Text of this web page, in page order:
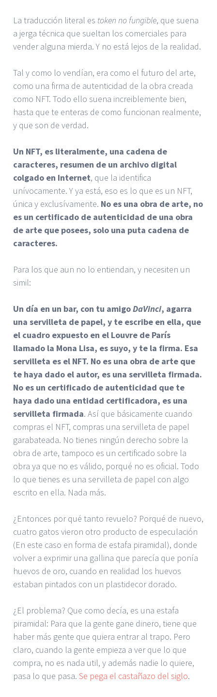
La traducción literal es token no fungible, que suena
a jerga técnica que sueltan los comerciales para
vender alguna mierda. Y no está lejos de la realidad.
Tal y como lo vendían, era como el futuro del arte,
como una firma de autenticidad de la obra creada
como NFT. Todo ello suena increiblemente bien,
hasta que te enteras de como funcionan realmente,
y que son de verdad.
Un NFT, es literalmente, una cadena de
caracteres, resumen de un archivo digital
colgado en Internet, que la identifica
unívocamente. Y ya está, eso es lo que es un NFT,
única y exclusívamente. No es una obra de arte, no
es un certificado de autenticidad de una obra
de arte que posees, solo una puta cadena de
caracteres.
Para los que aun no lo entiendan, y necesiten un
simil:
Un día en un bar, con tu amigoDaVinci, agarra
una servilleta de papel, y te escribe en ella, que
el cuadro expuesto en el Louvre de París
llamado la Mona Lisa, es suyo, y te la firma. Esa
servilleta es el NFT. No es una obra de arte que
te haya dado el autor, es una servilleta firmada.
No es un certificado de autenticidad que te
haya dado una entidad certificadora, es una
servilleta firmada. Así que básicamente cuando
compras el NFT, compras una servilleta de papel
garabateada. No tienes ningún derecho sobre la
obra de arte, tampoco es un certificado sobre la
obra ya que no es válido, porqué no es oficial. Todo
lo que tienes es una servilleta de papel con algo
escrito en ella. Nada más.
¿Entonces por qué tanto revuelo? Porqué de nuevo,
cuatro gatos vieron otro producto de especulación
(En este caso en forma de estafa piramidal), donde
volver a exprimir una gallina que parecía que ponía
huevos de oro, cuando en realidad los huevos
estaban pintados con un plastidecor dorado.
¿El problema? Que como decía, es una estafa
piramidal: Para que la gente gane dinero, tiene que
haber más gente que quiera entrar al trapo. Pero
claro, cuando la gente empieza a ver que lo que
compra, no es nada util, y además nadie lo quiere,
pasa lo que pasa. Se pega el castañazo del siglo.